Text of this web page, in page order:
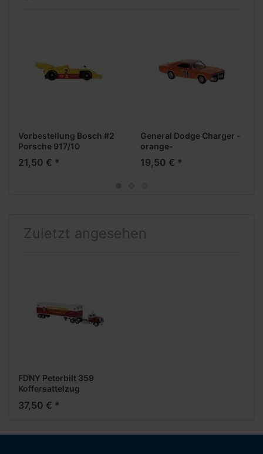
Vorbestellung Bosch #2
Porsche 917/10
***Neuheiten Februar
2026***
21,50 € *
General Dodge Charger -
orange-
19,50 € *
Zuletzt angesehen
FDNY Peterbilt 359
Koffersattelzug
37,50 € *